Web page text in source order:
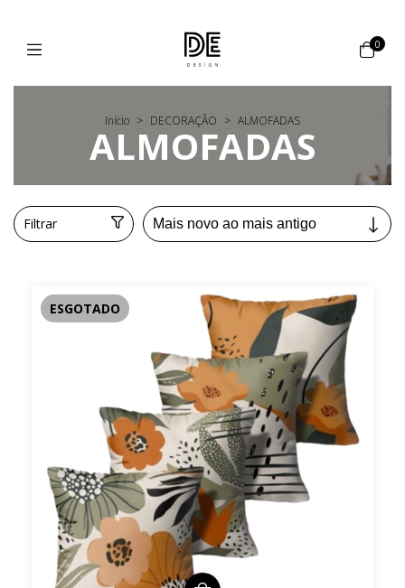
0
Início > DECORAÇÃO > ALMOFADAS
ALMOFADAS
Filtrar
ESGOTADO